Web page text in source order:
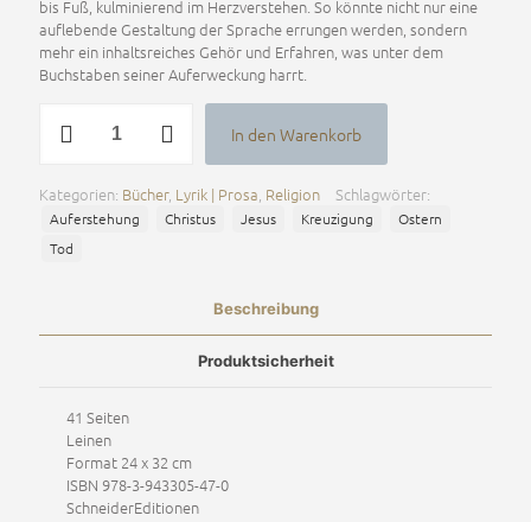
bis Fuß, kulminierend im Herzverstehen. So könnte nicht nur eine
auflebende Gestaltung der Sprache errungen werden, sondern
mehr ein inhaltsreiches Gehör und Erfahren, was unter dem
Buchstaben seiner Auferweckung harrt.
Kreuz
und
das
In den Warenkorb
Alternative:
Kategorien: Bücher, Lyrik | Prosa Religion Schlagwörter:
Auferstehung Christus Jesus Kreuzigung
Ostern
Tod
Beschreibung
Produktsicherheit
41 Seiten
Leinen
Format 24 x 32 cm
ISBN 978-3-943305-47-0
SchneiderEditionen